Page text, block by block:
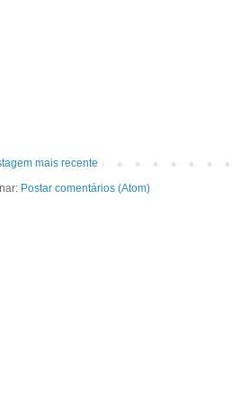
mais recente
Postar comentários (Atom)